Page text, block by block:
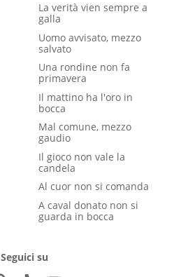
La verità vien sempre a
galla
Uomo avvisato, mezzo
salvato
Una rondine non fa
primavera
Il mattino ha l'oro in
bocca
Mal comune, mezzo
gaudio
Il gioco non vale la
candela
Al cuor non si comanda
A caval donato non si
guarda in bocca
Seguici su